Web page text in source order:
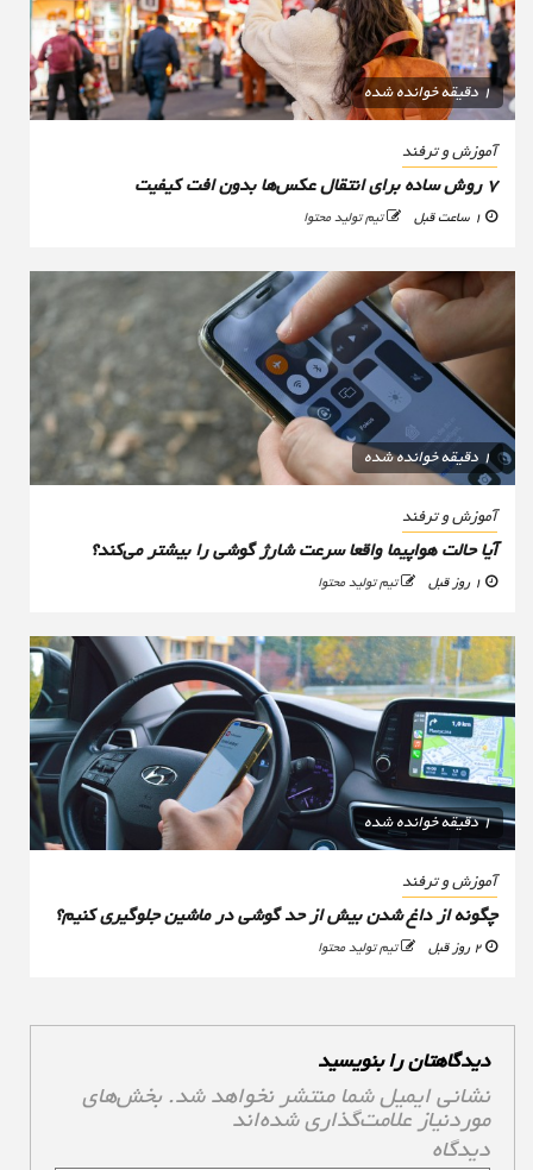
1 دقیقه خوانده شده
آموزش و ترفند
تیم تولید محتوا
1 دقیقه خوانده شده
آموزش و ترفند
آیا حالت هواپیما واقعا سرعت شارژ گوشی را بیشتر می‌کند؟
تیم تولید محتوا
1 دقیقه خوانده شده
آموزش و ترفند
چگونه از داغ شدن بیش از حد گوشی در ماشین جلوگیری کنیم؟
تیم تولید محتوا
دیدگاهتان را بنویسید
نشانی ایمیل شما منتشر نخواهد شد.بخش‌های
موردنیاز علامت‌گذاری شده‌اند*
دیدگاه*